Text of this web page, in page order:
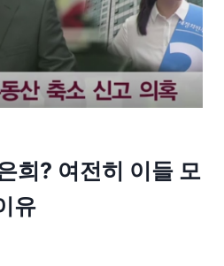
희? 여전히 이들 모
유